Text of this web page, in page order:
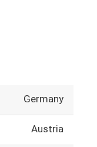
Germany
Austria